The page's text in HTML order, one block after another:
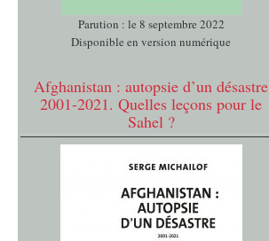
Parution : le 8 septembre 2022
Disponible en version numérique
Afghanistan : autopsie d’un désastre
2001-2021. Quelles leçons pour le
Sahel ?